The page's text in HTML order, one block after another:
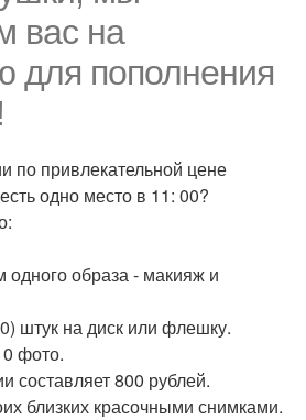
вас на
для пополнения
по привлекательной цене
одно место в 11: 00?
образа - макияж и
штук на диск или флешку.
фото.
составляет 800 рублей.
близких красочными снимками.